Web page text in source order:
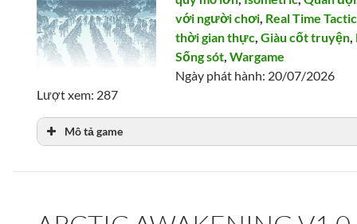
với người chơi, Real Time
thời gian thực,Giàu cốt truyện,
Sống sót,Wargame
Ngày phát hành: 20/07/2026
Lượt xem: 287
Mô tả game